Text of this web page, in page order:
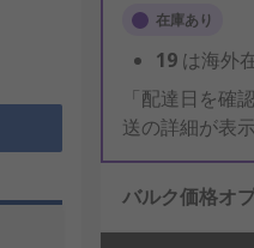
在庫あり
19 は海外
「配達日を確
送の詳細が表
バルク価格オ